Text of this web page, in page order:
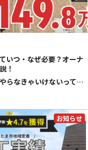
いつ・なぜ必要？オーナ
！
アパートの外壁塗装、やらなきゃいけないって分かってるけど、正直タイミングが難しいよね… 確かに！ 戸建てと違ってアパートは“資産価値”と“入居者満足”が直結するから、塗り替えのタイミングと内容がとても重要なんだ。 そもそも、どれくらいの周期で塗り替えればいいの？ 一般的な目安は築後10～15年ごと。 以下の項目を要チェック！ ・チョーキング：塗装部に触れると白い粉が付く ・クラック：幅1ｍｍ以上のひび割れ ・色褪せ・艶消え：新築時と比べて明らかにくすんでいる。 ・コーキングの劣化：目地が硬化・ひび割れ いずれか一つでも当てはまったら、築年数に関係なく塗り替えサインだよ。 塗装を後回しにすると、どうなる？ 1.美観ダウン → 空室リスク増 2.外壁の防水性ダウン → 雨漏り・躯体劣化へ 3.修繕費が膨張（塗り替えだけで済んだところが、張り替え工事へ発展） 結果として長期の家賃収入に大打撃。だから“まだ大丈夫かな”と思っても、早めのメンテナンスが結局おトクなんだ。 アパート特有のポイントって？
お知らせ